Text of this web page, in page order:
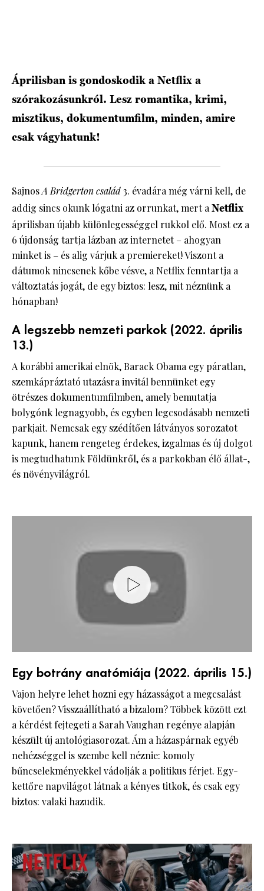
Áprilisban is gondoskodik a Netflix a
szórakozásunkról. Lesz romantika, krimi,
misztikus, dokumentumfilm, minden, amire
csak vágyhatunk!
SajnosA Bridgerton család3. évadára még várni kell, de
addig sincs okunk lógatni az orrunkat, mert aNetflix
áprilisban újabb különlegességgel rukkol elő. Most ez a
6 újdonság tartja lázban az internetet – ahogyan
minket is – és alig várjuk a premiereket! Viszont a
dátumok nincsenek kőbe vésve, a Netflix fenntartja a
változtatás jogát, de egy biztos: lesz, mit néznünk a
hónapban!
A legszebb nemzeti parkok (2022. április
13.)
A korábbi amerikai elnök, Barack Obama egy páratlan,
szemkápráztató utazásra invitál bennünket egy
ötrészes dokumentumfilmben, amely bemutatja
bolygónk legnagyobb, és egyben legcsodásabb nemzeti
parkjait. Nemcsak egy szédítően látványos sorozatot
kapunk, hanem rengeteg érdekes, izgalmas és új dolgot
is megtudhatunk Földünkről, és a parkokban élő állat-,
és növényvilágról.
Egy botrány anatómiája (2022. április 15.)
Vajon helyre lehet hozni egy házasságot a megcsalást
követően? Visszaállítható a bizalom? Többek között ezt
a kérdést fejtegeti a Sarah Vaughan regénye alapján
készült új antológiasorozat. Ám a házaspárnak egyéb
nehézséggel is szembe kell néznie: komoly
bűncselekményekkel vádolják a politikus férjet. Egy-
kettőre napvilágot látnak a kényes titkok, és csak egy
biztos: valaki hazudik.